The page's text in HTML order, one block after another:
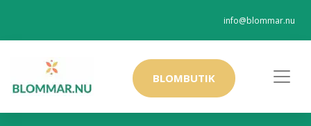
info@blommar.nu
BLOMBUTIK